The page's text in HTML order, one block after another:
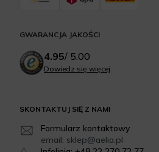
SKONTAKTUJ SIĘ Z NAMI
Formularz kontaktowy
email: sklep@aelia.pl
GWARANCJA JAKOŚCI
4.95/ 5.00
Dowiedz się więcej